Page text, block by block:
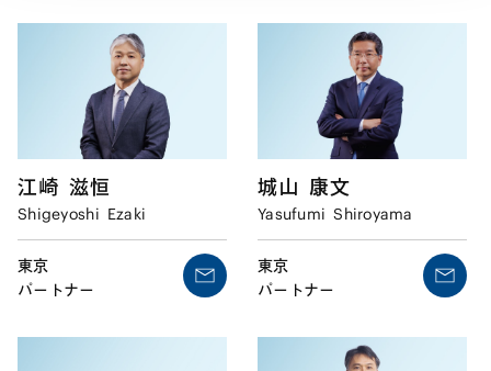
江崎 滋恒
Shigeyoshi Ezaki
東京
パートナー
城山 康文
Yasufumi Shiroyama
東京
パートナー